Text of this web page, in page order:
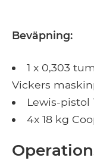
Beväpning:
1 x 0,303
Vickers
Lewis-pistol
4x 18 kg